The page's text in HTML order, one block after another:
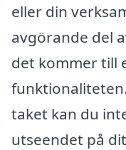
eller din
avgörande del
det kommer till
taket kan du
utseendet på